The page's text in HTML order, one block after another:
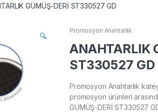
GÜMÜŞ-DERİ ST330527 GD
🔍
Promosyon Anahtarlık
ANAHTARLIK
ST330527 GD
Promosyon Anahtarlık
promosyon ürünleri
GÜMÜŞ-DERİ ST330527